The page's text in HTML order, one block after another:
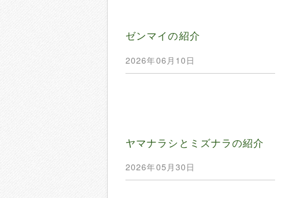
ゼンマイの紹介
2026年06月10日
ヤマナラシとミズナラの紹介
2026年05月30日